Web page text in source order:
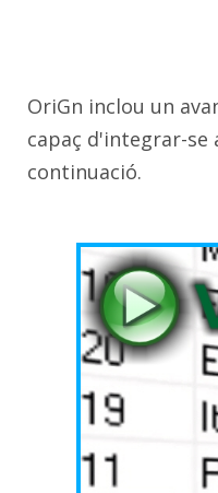
OriGn inclou un
capaç d'integrar-se
continuació.